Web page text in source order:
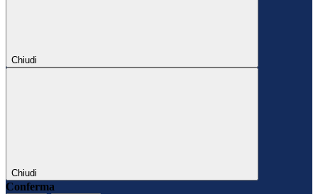
Chiudi
Chiudi
Conferma